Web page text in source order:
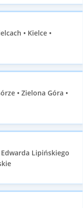
• Kielce •
• Zielona Góra •
Lipińskiego